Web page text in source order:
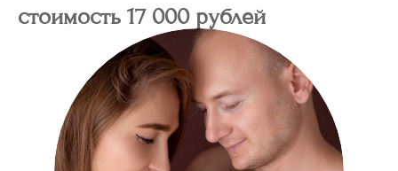
стоимость 17 000 рублей